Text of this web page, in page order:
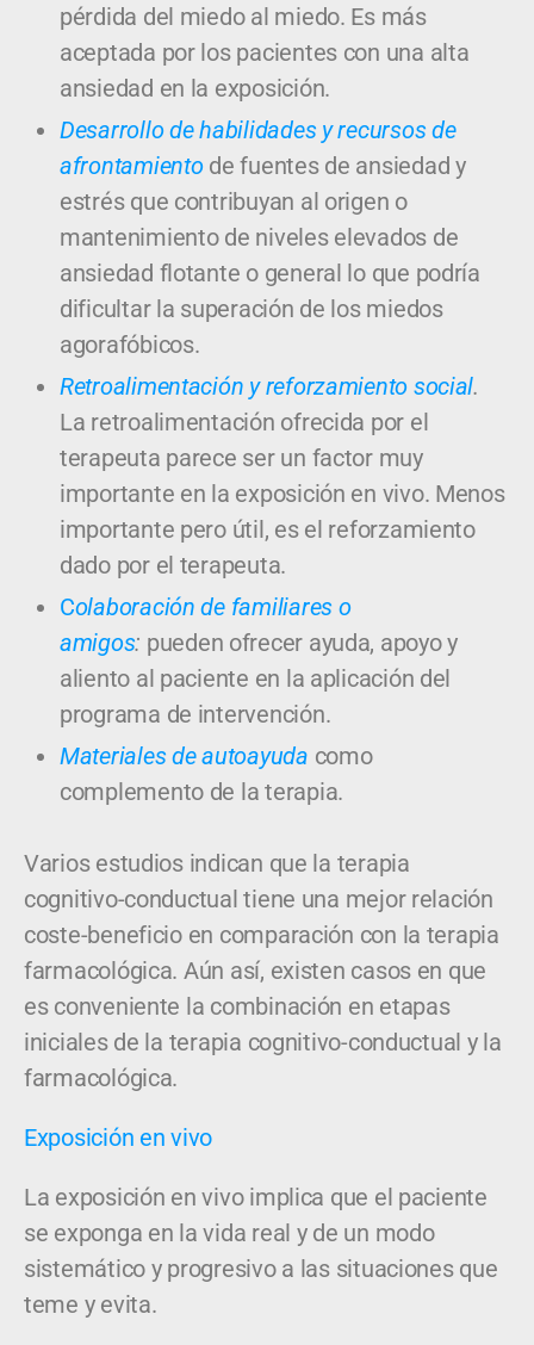
pérdida del miedo al miedo. Es más
aceptada por los pacientes con una alta
ansiedad en la exposición.
Desarrollo de habilidades y recursos de
afrontamientode fuentes de ansiedad y
estrés que contribuyan al origen o
mantenimiento de niveles elevados de
ansiedad flotante o general lo que podría
dificultar la superación de los miedos
agorafóbicos.
Retroalimentación y reforzamiento social.
La retroalimentación ofrecida por el
terapeuta parece ser un factor muy
importante en la exposición en vivo. Menos
importante pero útil, es el reforzamiento
dado por el terapeuta.
Colaboración de familiares o
amigos: pueden ofrecer ayuda, apoyo y
aliento al paciente en la aplicación del
programa de intervención.
Materiales de autoayuda como
complemento de la terapia.
Varios estudios indican que la terapia
cognitivo-conductual tiene una mejor relación
coste-beneficio en comparación con la terapia
farmacológica. Aún así, existen casos en que
es conveniente la combinación en etapas
iniciales de la terapia cognitivo-conductual y la
farmacológica.
Exposición en vivo
La exposición en vivo implica que el paciente
se exponga en la vida real y de un modo
sistemático y progresivo a las situaciones que
teme y evita.